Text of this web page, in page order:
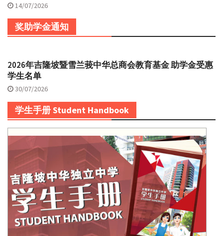
14/07/2026
奖助学金通知
2026年吉隆坡暨雪兰莪中华总商会教育基金 助学金受惠
学生名单
30/07/2026
学生手册 Student Handbook